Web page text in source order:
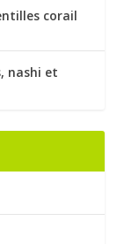
corail
nashi et